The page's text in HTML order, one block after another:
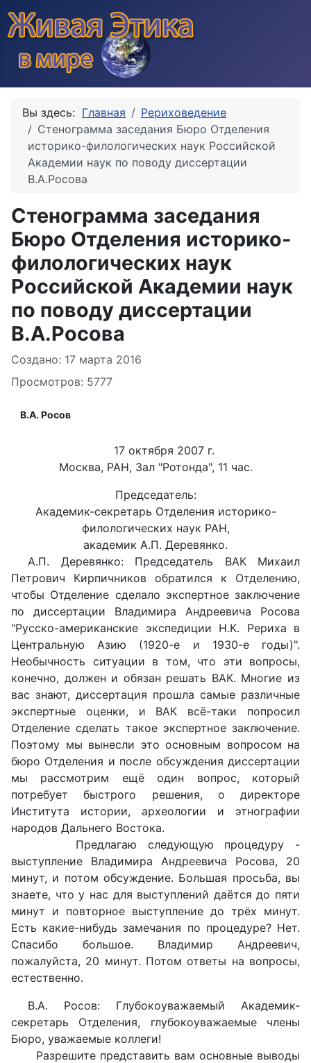
Вы здесь: Главная
Рериховедение
Стенограмма заседания Бюро Отделения
историко-филологических наук Российской
Академии наук по поводу диссертации
В.А.Росова
Стенограмма заседания
Бюро Отделения историко-
филологических наук
Российской Академии наук
по поводу диссертации
В.А.Росова
Информация о материале
Создано: 17 марта 2016
Просмотров: 5777
В.А. Росов
17 октября 2007 г.
Москва, РАН, Зал "Ротонда", 11 час.
Председатель:
Академик-секретарь Отделения историко-
филологических наук РАН,
академик А.П. Деревянко.
А.П. Деревянко: Председатель ВАК Михаил
Петрович Кирпичников обратился к Отделению,
чтобы Отделение сделало экспертное заключение
по диссертации Владимира Андреевича Росова
"Русско-американские экспедиции Н.К. Рериха в
Центральную Азию (1920-е и 1930-е годы)".
Необычность ситуации в том, что эти вопросы,
конечно, должен и обязан решать ВАК. Многие из
вас знают, диссертация прошла самые различные
экспертные оценки, и ВАК всё-таки попросил
Отделение сделать такое экспертное заключение.
Поэтому мы вынесли это основным вопросом на
бюро Отделения и после обсуждения диссертации
мы рассмотрим ещё один вопрос, который
потребует быстрого решения, о директоре
Института истории, археологии и этнографии
народов Дальнего Востока.
Предлагаю следующую процедуру -
выступление Владимира Андреевича Росова, 20
минут, и потом обсуждение. Большая просьба, вы
знаете, что у нас для выступлений даётся до пяти
минут и повторное выступление до трёх минут.
Есть какие-нибудь замечания по процедуре? Нет.
Спасибо большое. Владимир Андреевич,
пожалуйста, 20 минут. Потом ответы на вопросы,
естественно.
В.А. Росов: Глубокоуважаемый Академик-
секретарь Отделения, глубокоуважаемые члены
Бюро, уважаемые коллеги!
Разрешите представить вам основные выводы